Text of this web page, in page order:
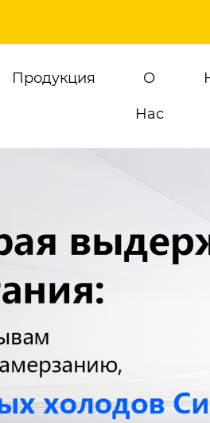
Продукция О
Hас